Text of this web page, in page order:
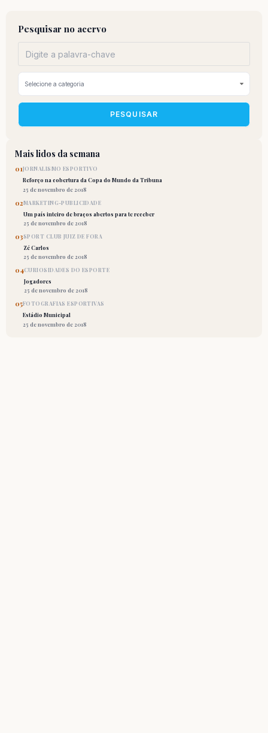
Pesquisar no acervo
PESQUISAR
Mais lidos da semana
01JORNALISMO ESPORTIVO
Reforço na cobertura da Copa do Mundo da Tribuna
25 de novembro de 2018
02MARKETING-PUBLICIDADE
Um país inteiro de braços abertos para te receber
25 de novembro de 2018
03SPORT CLUB JUIZ DE FORA
Zé Carlos
25 de novembro de 2018
04CURIOSIDADES DO ESPORTE
Jogadores
25 de novembro de 2018
05FOTOGRAFIAS ESPORTIVAS
Estádio Municipal
25 de novembro de 2018